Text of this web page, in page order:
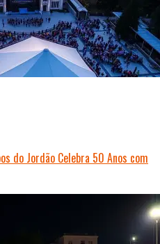
do Jordão Celebra 50 Anos com